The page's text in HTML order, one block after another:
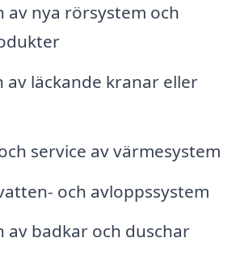
av nya rörsystem och
av läckande kranar eller
service av värmesystem
och avloppssystem
av badkar och duschar